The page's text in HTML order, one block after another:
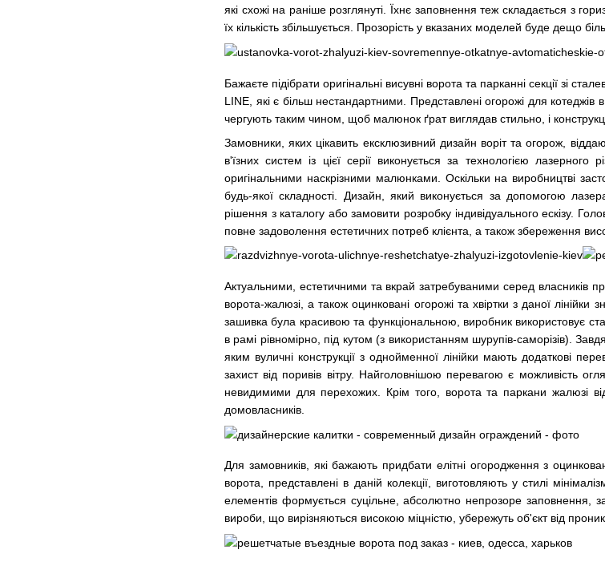
які схожі на раніше розглянуті. Їхнє заповнення теж складається з
їх кількість збільшується. Прозорість у вказаних моделей буде дещо
Бажаєте підібрати оригінальні висувні ворота та парканні секції зі
LINE, які є більш нестандартними. Представлені огорожі для
чергують таким чином, щоб малюнок ґрат виглядав стильно, і
Замовники, яких цікавить ексклюзивний дизайн воріт та огорож,
в'їзних систем із цієї серії виконується за технологією
оригінальними наскрізними малюнками. Оскільки на виробництві
будь-якої складності. Дизайн, який виконується за допомогою
рішення з каталогу або замовити розробку індивідуального ескізу.
повне задоволення естетичних потреб клієнта, а також збереження
Актуальними, естетичними та вкрай затребуваними серед власників
ворота-жалюзі, а також оцинковані огорожі та хвіртки з даної
зашивка була красивою та функціональною, виробник використовує
в рамі рівномірно, під кутом (з використанням шурупів-саморізів).
яким вуличні конструкції з однойменної лінійки мають додаткові
захист від поривів вітру. Найголовнішою перевагою є можливість
невидимими для перехожих. Крім того, ворота та паркани жалюзі
домовласників.
Для замовників, які бажають придбати елітні огородження з
ворота, представлені в даній колекції, виготовляють у стилі
елементів формується суцільне, абсолютно непрозоре заповнення,
вироби, що вирізняються високою міцністю, убережуть об'єкт від